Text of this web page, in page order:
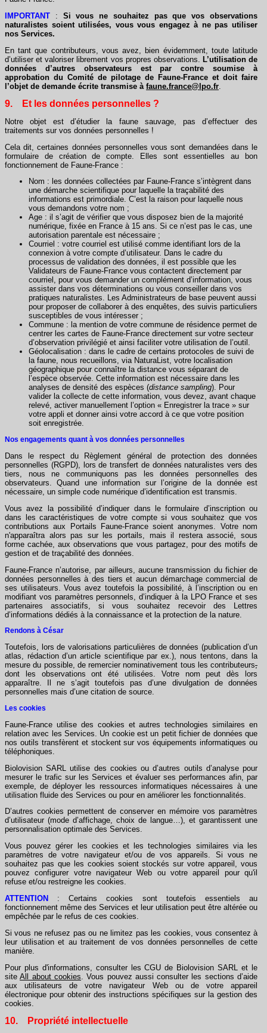
IMPORTANT
: Si vous ne souhaitez pas que vos observations
naturalistes soient utilisées, vous vous engagez à ne pas utiliser
nos Services.
En tant que contributeurs, vous avez, bien évidemment, toute latitude
d’utiliser et valoriser librement vos propres observations.
L’utilisation de
données d’autres observateurs est par contre soumise à
approbation du Comité de pilotage de Faune-France et doit faire
l’objet de demande écrite transmise à faune.france@lpo.fr
9. Et les données personnelles ?
Notre objet est d’étudier la faune sauvage, pas d’effectuer des
traitements sur vos données personnelles !
Cela dit, certaines données personnelles vous sont demandées dans le
formulaire de création de compte. Elles sont essentielles au bon
fonctionnement de Faune-France :
Nom : les données collectées par Faune-France s’intègrent dans
une démarche scientifique pour laquelle la traçabilité des
informations est primordiale. C’est la raison pour laquelle nous
vous demandons votre nom ;
Age : il s’agit de vérifier que vous disposez bien de la majorité
numérique, fixée en France à 15 ans. Si ce n’est pas le cas, une
autorisation parentale est nécessaire ;
Courriel : votre courriel est utilisé comme identifiant lors de la
connexion à votre compte d’utilisateur. Dans le cadre du
processus de validation des données, il est possible que les
Validateurs de Faune-France vous contactent directement par
courriel, pour vous demander un complément d’information, vous
assister dans vos déterminations ou vous conseiller dans vos
pratiques naturalistes. Les Administrateurs de base peuvent aussi
pour proposer de collaborer à des enquêtes, des suivis particuliers
susceptibles de vous intéresser ;
Commune : la mention de votre commune de résidence permet de
centrer les cartes de Faune-France directement sur votre secteur
d’observation privilégié et ainsi faciliter votre utilisation de l’outil.
Géolocalisation : dans le cadre de certains protocoles de suivi de
la faune, nous recueillons, via NaturaList, votre localisation
géographique pour connaître la distance vous séparant de
l’espèce observée. Cette information est nécessaire dans les
analyses de densité des espèces (distance sampling). Pour
valider la collecte de cette information, vous devez, avant chaque
relevé, activer manuellement l’option « Enregistrer la trace » sur
votre appli et donner ainsi votre accord à ce que votre position
soit enregistrée.
Nos engagements quant à vos données personnelles
Dans le respect du Règlement général de protection des données
personnelles (RGPD), lors de transfert de données naturalistes vers des
tiers, nous ne communiquons pas les données personnelles des
observateurs. Quand une information sur l’origine de la donnée est
nécessaire, un simple code numérique d’identification est transmis.
Vous avez la possibilité d’indiquer dans le formulaire d’inscription ou
dans les caractéristiques de votre compte si vous souhaitez que vos
contributions aux Portails Faune-France soient anonymes. Votre nom
n'apparaîtra alors pas sur les portails, mais il restera associé, sous
forme cachée, aux observations que vous partagez, pour des motifs de
gestion et de traçabilité des données.
Faune-France n’autorise, par ailleurs, aucune transmission du fichier de
données personnelles à des tiers et aucun démarchage commercial de
ses utilisateurs. Vous avez toutefois la possibilité, à l’inscription ou en
modifiant vos paramètres personnels, d’indiquer à la LPO France et ses
partenaires associatifs, si vous souhaitez recevoir des Lettres
d’informations dédiés à la connaissance et la protection de la nature.
Rendons à César
Toutefois, lors de valorisations particulières de données (publication d’un
atlas, rédaction d’un article scientifique par ex.), nous tentons, dans la
mesure du possible, de remercier nominativement tous les contributeurs,
dont les observations ont été utilisées. Votre nom peut dès lors
apparaître. Il ne s’agit toutefois pas d’une divulgation de données
personnelles mais d’une citation de source.
Les cookies
Faune-France utilise des cookies et autres technologies similaires en
relation avec les Services. Un cookie est un petit fichier de données que
nos outils transfèrent et stockent sur vos équipements informatiques ou
téléphoniques.
Biolovision SARL utilise des cookies ou d’autres outils d’analyse pour
mesurer le trafic sur les Services et évaluer ses performances afin, par
exemple, de déployer les ressources informatiques nécessaires à une
utilisation fluide des Services ou pour en améliorer les fonctionnalités.
D’autres cookies permettent de conserver en mémoire vos paramètres
d’utilisateur (mode d’affichage, choix de langue…), et garantissent une
personnalisation optimale des Services.
Vous pouvez gérer les cookies et les technologies similaires via les
paramètres de votre navigateur et/ou de vos appareils. Si vous ne
souhaitez pas que les cookies soient stockés sur votre appareil, vous
pouvez configurer votre navigateur Web ou votre appareil pour qu'il
refuse et/ou restreigne les cookies.
ATTENTION
: Certains cookies sont toutefois essentiels au
fonctionnement même des Services et leur utilisation peut être altérée ou
empêchée par le refus de ces cookies.
Si vous ne refusez pas ou ne limitez pas les cookies, vous consentez à
leur utilisation et au traitement de vos données personnelles de cette
manière.
Pour plus d'informations, consulter les CGU de Biolovision SARL et le
siteAll about cookies . Vous pouvez aussi consulter les sections d’aide
aux utilisateurs de votre navigateur Web ou de votre appareil
électronique pour obtenir des instructions spécifiques sur la gestion des
cookies.
10. Propriété intellectuelle